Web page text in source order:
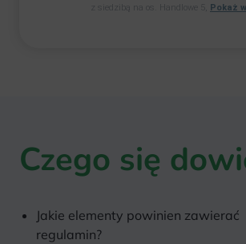
z siedzibą na os. Handlowe 5, Pokaż
Czego się
Jakie elementy powinien zawierać
regulamin?